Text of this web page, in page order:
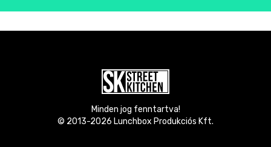
Minden jog fenntartva!
© 2013-2026 Lunchbox Produkciós Kft.